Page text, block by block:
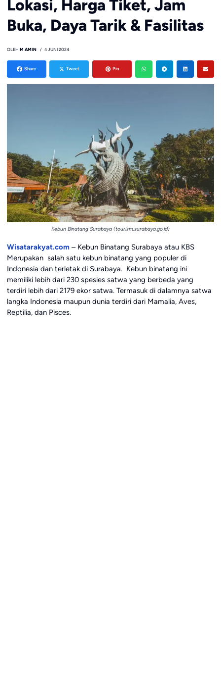
Lokasi, Harga Tiket, Jam
Buka, Daya Tarik & Fasilitas
OLEH M AMIN 4 JUNI 2024
Share Tweet Pin
Kebun Binatang Surabaya (tourism.surabaya.go.id)
Wisatarakyat.com– Kebun Binatang Surabaya atau KBS
Merupakan salah satu kebun binatang yang populer di
Indonesia dan terletak di Surabaya. Kebun binatang ini
memiliki lebih dari 230 spesies satwa yang berbeda yang
terdiri lebih dari 2179 ekor satwa. Termasuk di dalamnya satwa
langka Indonesia maupun dunia terdiri dari Mamalia, Aves,
Reptilia, dan Pisces.